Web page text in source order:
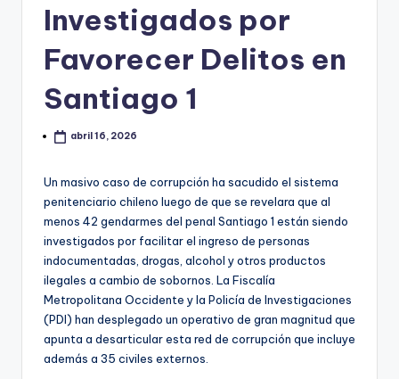
Investigados por
Favorecer Delitos en
Santiago 1
abril 16, 2026
Un masivo caso de corrupción ha sacudido el sistema
penitenciario chileno luego de que se revelara que al
menos 42 gendarmes del penal Santiago 1 están siendo
investigados por facilitar el ingreso de personas
indocumentadas, drogas, alcohol y otros productos
ilegales a cambio de sobornos. La Fiscalía
Metropolitana Occidente y la Policía de Investigaciones
(PDI) han desplegado un operativo de gran magnitud que
apunta a desarticular esta red de corrupción que incluye
además a 35 civiles externos.